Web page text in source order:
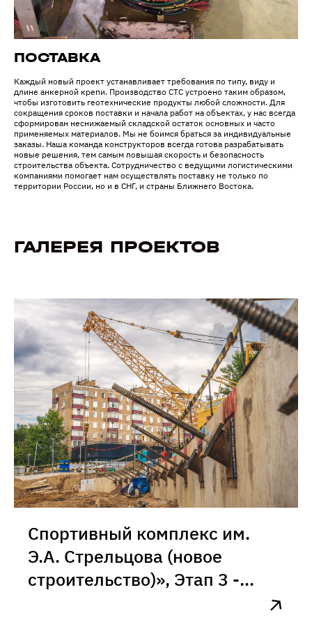
ПОСТАВКА
Каждый новый проект устанавливает требования по типу, виду и
длине анкерной крепи. Производство СТС устроено таким образом,
чтобы изготовить геотехнические продукты любой сложности. Для
сокращения сроков поставки и начала работ на объектах, у нас всегда
сформирован неснижаемый складской остаток основных и часто
применяемых материалов. Мы не боимся браться за индивидуальные
заказы. Наша команда конструкторов всегда готова разрабатывать
новые решения, тем самым повышая скорость и безопасность
строительства объекта. Сотрудничество с ведущими логистическими
компаниями помогает нам осуществлять поставку не только по
территории России, но и в СНГ, и страны Ближнего Востока.
ГАЛЕРЕЯ ПРОЕКТОВ
Спортивный комплекс им.
Э.А. Стрельцова (новое
строительство)», Этап 3 -